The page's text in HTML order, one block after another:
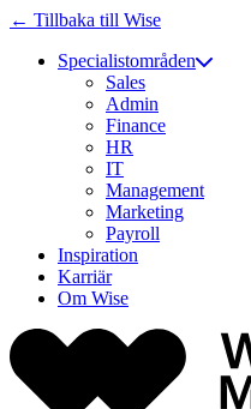
← Tillbaka till Wise
Specialistområden
Sales
Admin
Finance
HR
IT
Management
Marketing
Payroll
Inspiration
Karriär
Om Wise